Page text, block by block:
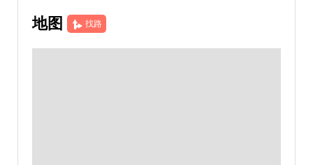
地图 找路